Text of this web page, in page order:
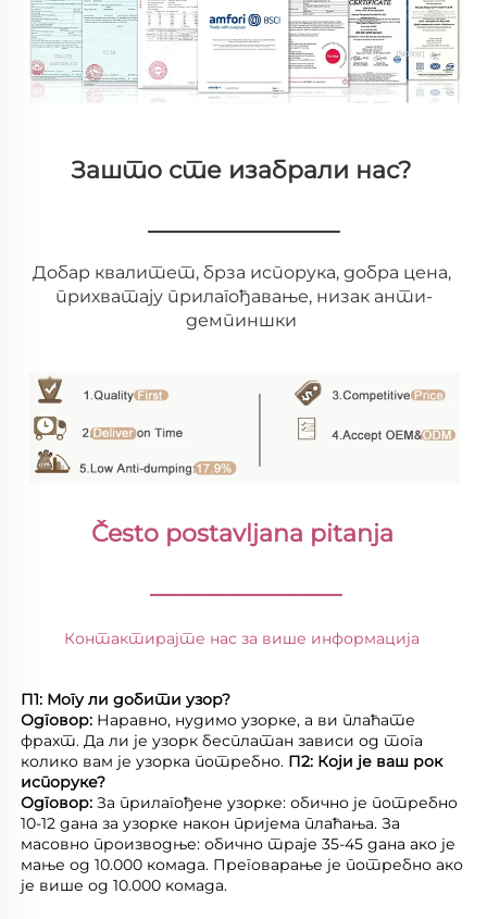
Зашто сте изабрали нас?
________________
Добар квалитет, брза испорука, добра цена,
прихватају прилагођавање, низак анти-
демпиншки
Često postavljana pitanja
________________
Контактирајте нас за више информација
П1: Могу ли добити узор?
Одговор: Наравно, нудимо узорке, а ви плаћате
фрахт. Да ли је узорк бесплатан зависи од тога
колико вам је узорка потребно. П2: Који је ваш рок
испоруке?
Одговор: За прилагођене узорке: обично је потребно
10-12 дана за узорке након пријема плаћања. За
масовно производње: обично траје 35-45 дана ако је
мање од 10.000 комада. Преговарање је потребно ако
је више од 10.000 комада.